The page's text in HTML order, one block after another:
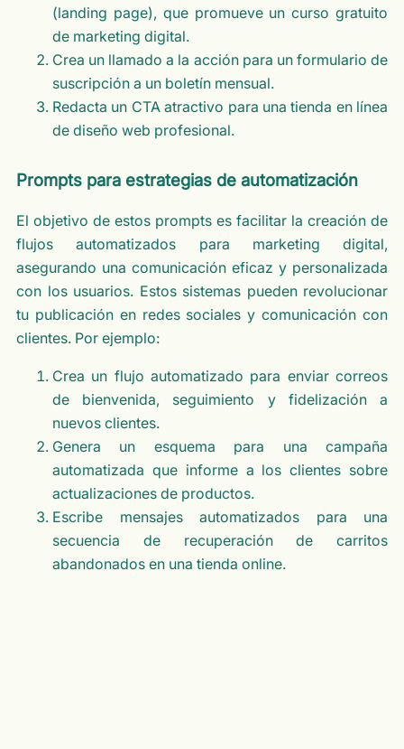
(landing page), que promueve un curso gratuito
de marketing digital.
Crea un llamado a la acción para un formulario de
suscripción a un boletín mensual.
Redacta un CTA atractivo para una tienda en línea
de diseño web profesional.
Prompts para estrategias de automatización
El objetivo de estos prompts es facilitar la creación de
flujos automatizados para marketing digital,
asegurando una comunicación eficaz y personalizada
con los usuarios. Estos sistemas pueden revolucionar
tu publicación en redes sociales y comunicación con
clientes. Por ejemplo:
Crea un flujo automatizado para enviar correos
de bienvenida, seguimiento y fidelización a
nuevos clientes.
Genera un esquema para una campaña
automatizada que informe a los clientes sobre
actualizaciones de productos.
Escribe mensajes automatizados para una
secuencia de recuperación de carritos
abandonados en una tienda online.